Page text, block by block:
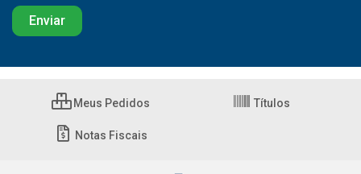
Meus Pedidos Títulos
Notas Fiscais